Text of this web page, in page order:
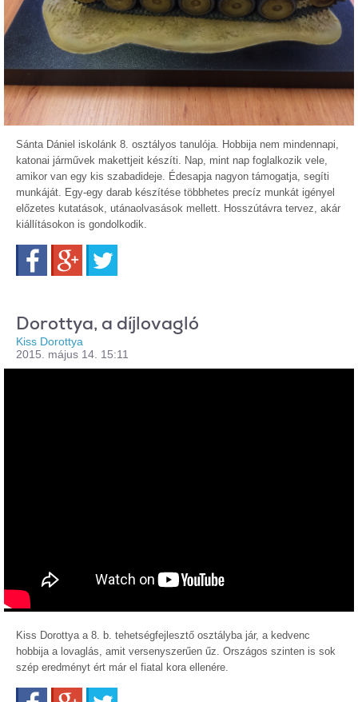
Sánta Dániel iskolánk 8. osztályos tanulója. Hobbija nem mindennapi,
katonai járművek makettjeit készíti. Nap, mint nap foglalkozik vele,
amikor van egy kis szabadideje. Édesapja nagyon támogatja, segíti
munkáját. Egy-egy darab készítése többhetes precíz munkát igényel
előzetes kutatások, utánaolvasások mellett. Hosszútávra tervez, akár
kiállításokon is gondolkodik.
FacebookGoogle+
Dorottya, a díjlovagló
Kiss Dorottya
2015. május 14. 15:11
Kiss Dorottya a 8. b. tehetségfejlesztő osztályba jár, a kedvenc
hobbija a lovaglás, amit versenyszerűen űz. Országos szinten is sok
szép eredményt ért már el fiatal kora ellenére.
FacebookGoogle+